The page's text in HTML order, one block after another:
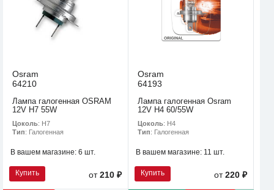
Osram
64210
Лампа галогенная OSRAM
12V H7 55W
Цоколь: H7
Тип: Галогенная
В вашем магазине: 6 шт.
Купить от210 ₽
Osram
64193
Лампа галогенная Osram
12V H4 60/55W
Цоколь: H4
Тип: Галогенная
В вашем магазине: 11 шт.
Купить от220 ₽